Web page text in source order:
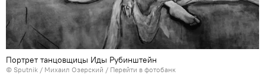
Портрет танцовщицы Иды Рубинштейн
© Sputnik / Михаил Озерский / Перейти в фотобанк